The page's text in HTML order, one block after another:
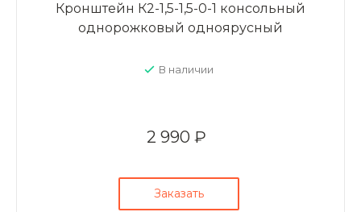
Кронштейн К2-1,5-1,5-0-1 консольный
однорожковый одноярусный
В наличии
2 990 ₽
Заказать